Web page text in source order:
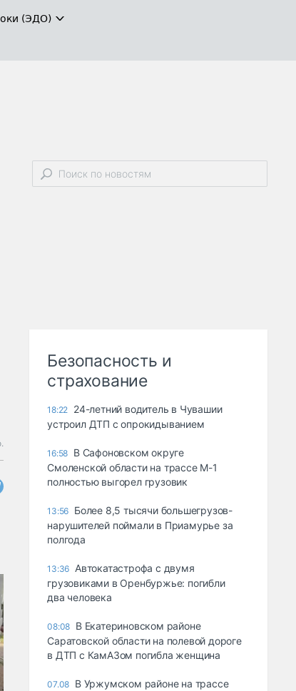
(ЭДО)
Безопасность и
страхование
18:22 24-летний водитель в Чувашии
устроил ДТП с опрокидыванием
16:58 В Сафоновском округе
Смоленской области на трассе М-1
полностью выгорел грузовик
13:56 Более 8,5 тысячи большегрузов-
нарушителей поймали в Приамурье за
полгода
13:36 Автокатастрофа с двумя
грузовиками в Оренбуржье: погибли
два человека
08:08 В Екатериновском районе
Саратовской области на полевой дороге
в ДТП с КамАЗом погибла женщина
07.08 В Уржумском районе на трассе